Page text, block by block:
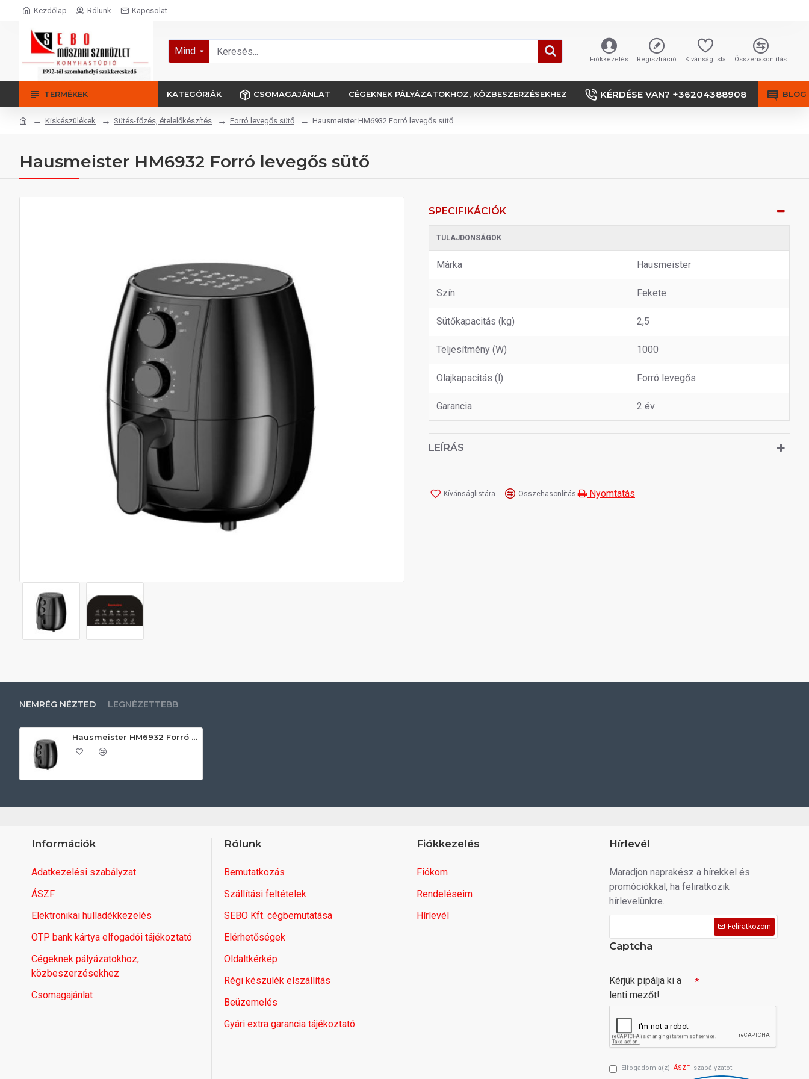
Kezdőlap Rólunk Kapcsolat
Mind
Fiókkezelés Regisztráció Kívánságlista Összehasonlítás
TERMÉKEK KATEGÓRIÁK CSOMAGAJÁNLAT CÉGEKNEK PÁLYÁZATOKHOZ, KÖZBESZERZÉSEKHEZ KÉRDÉSE VAN? +36204388908 BLOG
Kiskészülékek Sütés-főzés, ételelőkészítés Forró levegős sütő Hausmeister HM6932 Forró levegős sütő
Hausmeister HM6932 Forró levegős sütő
SPECIFIKÁCIÓK
TULAJDONSÁGOK
Márka Hausmeister
Szín Fekete
Sütőkapacitás (kg) 2,5
Teljesítmény (W) 1000
Olajkapacitás (l) Forró levegős
Garancia 2 év
LEÍRÁS
Kívánságlistára Összehasonlítás Nyomtatás
NEMRÉG NÉZTED LEGNÉZETTEBB
Hausmeister HM6932 Forró levegős sütő
Információk
Adatkezelési szabályzat
ÁSZF
Elektronikai hulladékkezelés
OTP bank kártya elfogadói tájékoztató
Cégeknek pályázatokhoz,
közbeszerzésekhez
Csomagajánlat
Rólunk
Bemutatkozás
Szállítási feltételek
SEBO Kft. cégbemutatása
Elérhetőségek
Oldaltkérkép
Régi készülék elszállítás
Beüzemelés
Gyári extra garancia tájékoztató
Fiókkezelés
Fiókom
Rendeléseim
Hírlevél
Hírlevél
Maradjon naprakész a hírekkel és
promóciókkal, ha feliratkozik
hírlevelünkre.
Felíratkozom
Captcha
Kérjük pipálja ki a
lenti mezőt!
Elfogadom a(z) ÁSZF szabályzatot!